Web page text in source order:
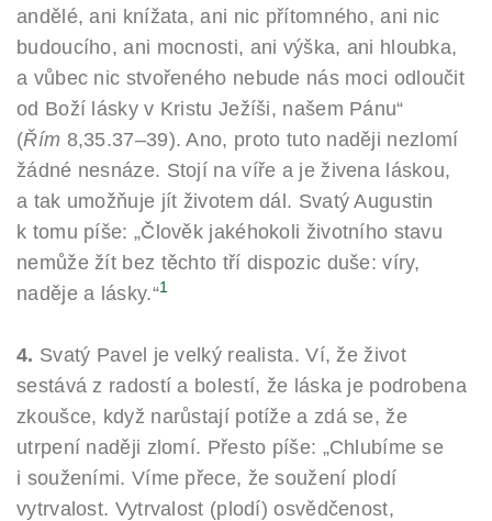
andělé, ani knížata, ani nic přítomného, ani nic
budoucího, ani mocnosti, ani výška, ani hloubka,
a vůbec nic stvořeného nebude nás moci odloučit
od Boží lásky v Kristu Ježíši, našem Pánu“
(Řím 8,35.37–39). Ano, proto tuto naději nezlomí
žádné nesnáze. Stojí na víře a je živena láskou,
a tak umožňuje jít životem dál. Svatý Augustin
k tomu píše: „Člověk jakéhokoli životního stavu
nemůže žít bez těchto tří dispozic duše: víry,
naděje a lásky.“1
4. Svatý Pavel je velký realista. Ví, že život
sestává z radostí a bolestí, že láska je podrobena
zkoušce, když narůstají potíže a zdá se, že
utrpení naději zlomí. Přesto píše: „Chlubíme se
i souženími. Víme přece, že soužení plodí
vytrvalost. Vytrvalost (plodí) osvědčenost,